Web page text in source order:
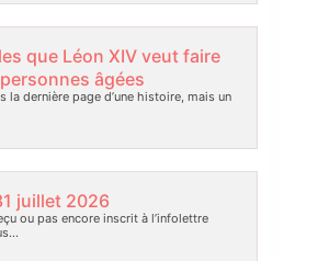
que Léon XIV veut faire
âgées
la dernière page d’une histoire, mais un
juillet 2026
ou pas encore inscrit à l’infolettre